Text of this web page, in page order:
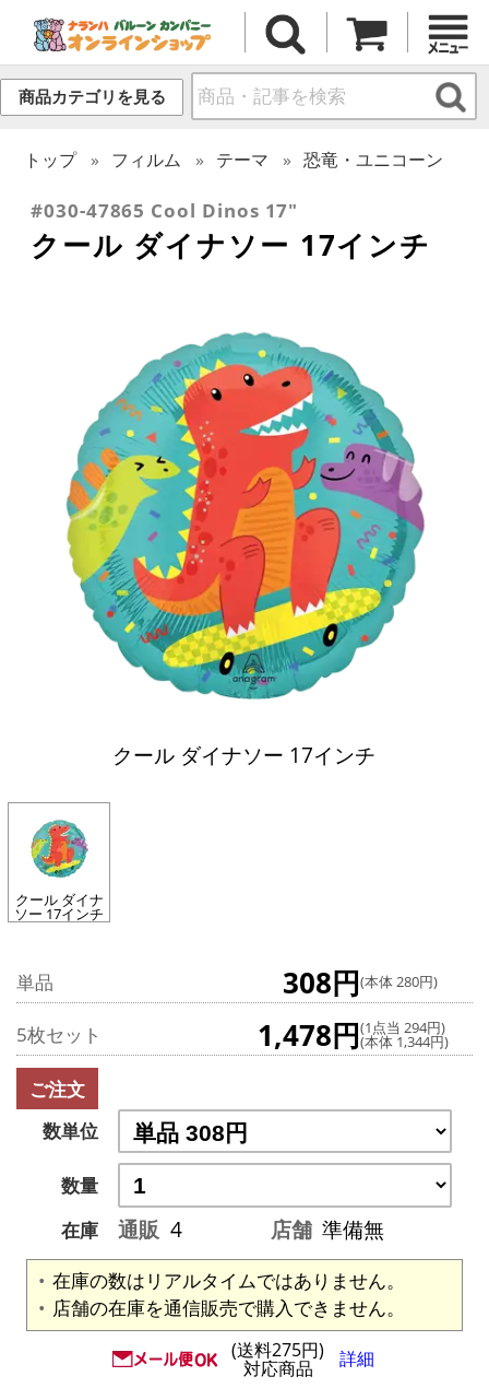
商品カテゴリを見る
トップ フィルム テーマ 恐竜・ユニコーン
#030-47865 Cool Dinos 17"
クール ダイナソー 17インチ
クール ダイナソー 17インチ
クール ダイナ
ソー 17インチ
単品 308円(本体 280円)
5枚セット 1,478円(1点当 294円)
(本体 1,344円)
ご注文
数単位
数量
在庫
通販 4 店舗 準備無
在庫の数はリアルタイムではありません。
店舗の在庫を通信販売で購入できません。
(送料275円)
対応商品 詳細